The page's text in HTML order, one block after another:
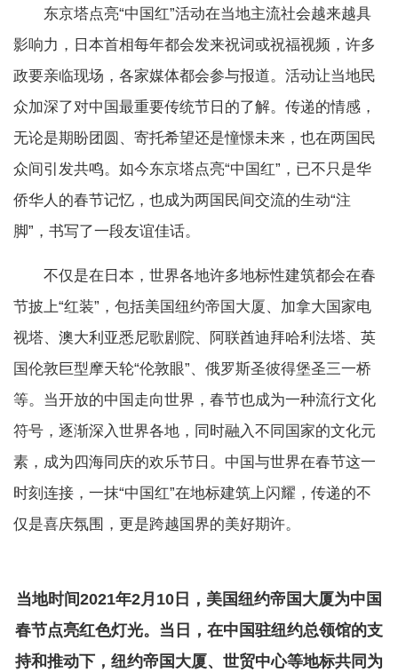
东京塔点亮“中国红”活动在当地主流社会越来越具
影响力，日本首相每年都会发来祝词或祝福视频，许多
政要亲临现场，各家媒体都会参与报道。活动让当地民
众加深了对中国最重要传统节日的了解。传递的情感，
无论是期盼团圆、寄托希望还是憧憬未来，也在两国民
众间引发共鸣。如今东京塔点亮“中国红”，已不只是华
侨华人的春节记忆，也成为两国民间交流的生动“注
脚”，书写了一段友谊佳话。
不仅是在日本，世界各地许多地标性建筑都会在春
节披上“红装”，包括美国纽约帝国大厦、加拿大国家电
视塔、澳大利亚悉尼歌剧院、阿联酋迪拜哈利法塔、英
国伦敦巨型摩天轮“伦敦眼”、俄罗斯圣彼得堡圣三一桥
等。当开放的中国走向世界，春节也成为一种流行文化
符号，逐渐深入世界各地，同时融入不同国家的文化元
素，成为四海同庆的欢乐节日。中国与世界在春节这一
时刻连接，一抹“中国红”在地标建筑上闪耀，传递的不
仅是喜庆氛围，更是跨越国界的美好期许。
当地时间2021年2月10日，美国纽约帝国大厦为中国
春节点亮红色灯光。当日，在中国驻纽约总领馆的支
持和推动下，纽约帝国大厦、世贸中心等地标共同为